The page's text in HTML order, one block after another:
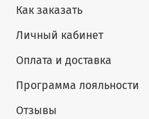
Как заказать
Личный кабинет
Оплата и доставка
Программа лояльности
Отзывы